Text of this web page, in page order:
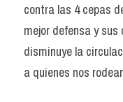
contra las 4 cepas
mejor defensa y
disminuye la
a quienes nos